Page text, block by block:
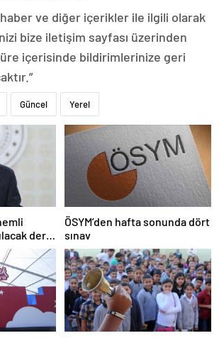
haber ve diğer içerikler ile ilgili olarak
bize iletişim sayfası üzerinden
içerisinde bildirimlerinize geri
Güncel Yerel
dersi
branş
ÖSYM’den hafta sonunda dört
sınav